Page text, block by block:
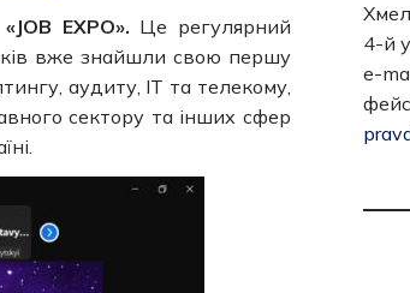
EXPO». Це регулярний
вже знайшли свою першу
аудиту, IT та телекому,
сектору та інших сфер
4-й
e-